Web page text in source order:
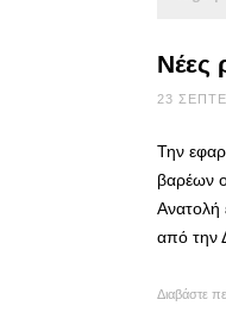
Νέες
23
Την
βαρέων
Ανατολή
από την
Διαβάστε